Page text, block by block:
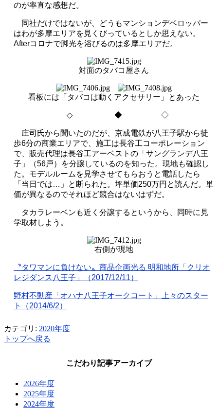
のが率直な感想だ。
同社だけではないが、どうもマンションデベロッパー
はわが多摩エリアを見くびっているとしか思えない。
Afterコロナで脚光を浴びるのは多摩エリアだ。
対面のタバコ屋さん
看板には「タバコは動くアクセサリー」とあった
◇ ◆ ◇
庄司氏から聞いたのだが、京成電鉄が八王子駅から徒
歩6分の商業エリアで、施工は長谷工コーポレーション
で、販売代理は長谷工アーベストの「サングランデ八王
子」（56戸）を分譲しているのを知った。現地も確認し
た。モデルルームを見学させてもらおうと電話したら
「当日では…」と断られた。坪単価250万円と読んだ。単
価が異なるのでそれほど競合はないはずだ。
タカラレーベンも近く分譲するというから、同時に見
学取材しよう。
右側が現地
〝タワマンに負けない〟商品企画光る 明和地所「クリオ
レジダンス八王子」（2017/12/11）
野村不動産「オハナ八王子オークコート」上々のスター
ト（2014/6/2）
カテゴリ: 2020年度
トップへ戻る
こだわり記事アーカイブ
2026年度
2025年度
2024年度